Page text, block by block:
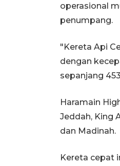
operasional
penumpang.
"Kereta Api
dengan
sepanjang
Haramain
Jeddah, King
dan Madinah.
Kereta cepat